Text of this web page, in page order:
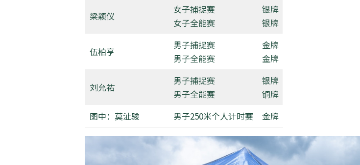
梁颖仪
女子捕捉赛
女子全能赛
银牌
银牌
伍柏亨
男子捕捉赛
男子全能赛
金牌
金牌
刘允祐
男子捕捉赛
男子全能赛
银牌
铜牌
图中：莫沚骏
男子250米个人计时赛 金牌